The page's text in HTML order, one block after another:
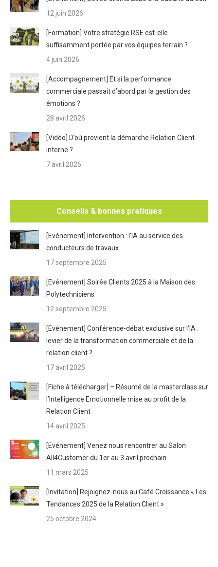
12 juin 2026
[Formation] Votre stratégie RSE est-elle
suffisamment portée par vos équipes terrain ?
4 juin 2026
[Accompagnement] Et si la performance
commerciale passait d’abord par la gestion des
émotions ?
28 avril 2026
[Vidéo] D’où provient la démarche Relation Client
interne ?
7 avril 2026
Conseils & bonnes pratiques
[Evénement] Intervention : l’IA au service des
conducteurs de travaux
17 septembre 2025
[Evénement] Soirée Clients 2025 à la Maison des
Polytechniciens
12 septembre 2025
[Evénement] Conférence-débat exclusive sur l’IA :
levier de la transformation commerciale et de la
relation client ?
17 avril 2025
[Fiche à télécharger] – Résumé de la masterclass sur
l’Intelligence Emotionnelle mise au profit de la
Relation Client
14 avril 2025
[Evénement] Venez nous rencontrer au Salon
All4Customer du 1er au 3 avril prochain
11 mars 2025
[Invitation] Rejoignez-nous au Café Croissance « Les
Tendances 2025 de la Relation Client »
25 octobre 2024